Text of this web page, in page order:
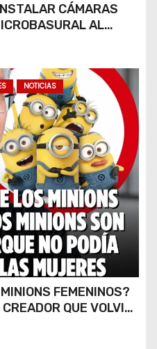
CÁMARAS
AL
NOTICIAS
FEMENINOS?
QUE VOLVIÓ